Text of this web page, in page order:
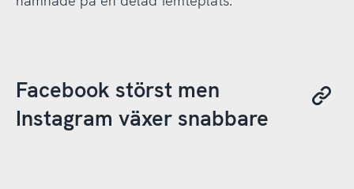
Facebook störst men
Instagram växer snabbare